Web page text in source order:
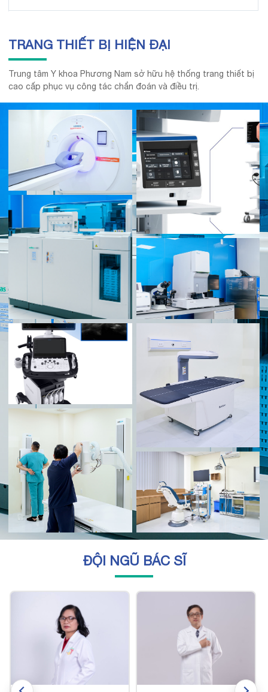
TRANG THIẾT BỊ HIỆN ĐẠI
Trung tâm Y khoa Phương Nam sở hữu hệ thống trang thiết bị
cao cấp phục vụ công tác chẩn đoán và điều trị.
ĐỘI NGŨ BÁC SĨ